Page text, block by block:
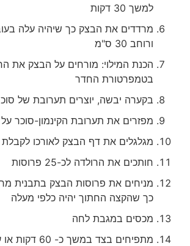
למשך 30 דקות
ורוחב 30 ס"מ
הכנת המילוי: מורחים על הבצק את
בטמפרטורת החדר
בקערה יבשה, יוצרים תערובת של סוכר
מפזרים את תערובת הקינמון-סוכר על
מגלגלים את דף הבצק לאורכו לקבלת
חותכים את הרולדה לכ-25 פרוסות
מניחים את פרוסות הבצק בתבנית
כך שהקצה החתוך יהיה כלפי מעלה
מכסים במגבת לחה
מתפיחים בצד במשך כ- 60